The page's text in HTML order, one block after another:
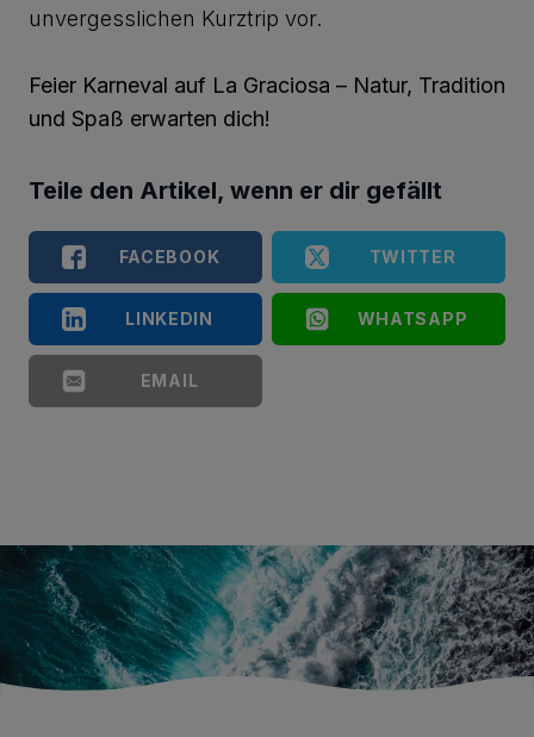
unvergesslichen Kurztrip vor.
Feier Karneval auf La Graciosa – Natur, Tradition
und Spaß erwarten dich!
Teile den Artikel, wenn er dir gefällt
FACEBOOK TWITTER
LINKEDIN WHATSAPP
EMAIL